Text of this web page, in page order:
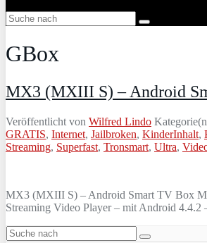
GBox
MX3 (MXIII S) – Android
Veröffentlicht von Wilfred Lindo
GRATIS, Internet, Jailbroken, KinderInhalt,
Streaming, Superfast, Tronsmart, Ultra,
MX3 (MXIII S) – Android Smart TV Box
Streaming Video Player – mit Android